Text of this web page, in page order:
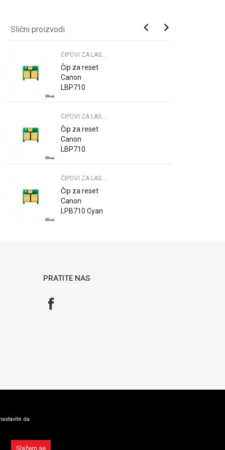
Slični proizvodi
ČIPOVI ZA LASE. PRINTERE
Čip za reset
Canon
LBP710
ČIPOVI ZA LASE. PRINTERE
Čip za reset
Canon
LBP710
ČIPOVI ZA LASE. PRINTERE
Čip za reset
Canon
LPB710 Cyan
PRATITE NAS
da
Slažem se